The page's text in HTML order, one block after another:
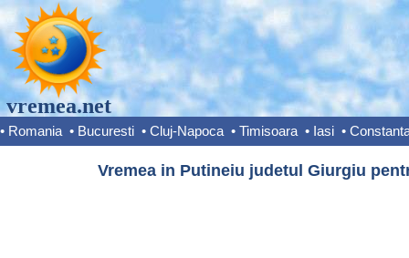
vremea.net
• Romania • Bucuresti • Cluj-Napoca • Timisoara • Iasi •
Vremea in Putineiu judetul Giurgiu